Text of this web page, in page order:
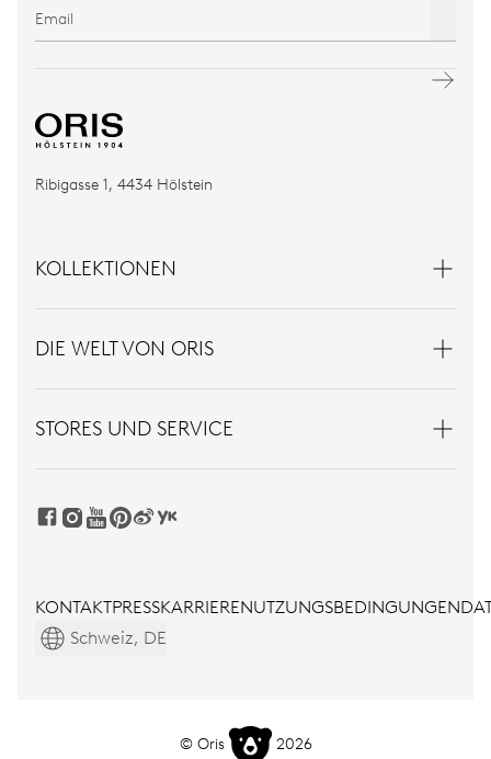
Ribigasse 1, 4434 Hölstein
KOLLEKTIONEN
DIE WELT VON ORIS
STORES UND SERVICE
KONTAKTPRESSKARRIERENUTZUNGSBEDINGUNGEN
Schweiz, DE
© Oris 2026